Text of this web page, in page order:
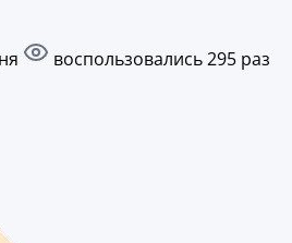
воспользовались 295 раз